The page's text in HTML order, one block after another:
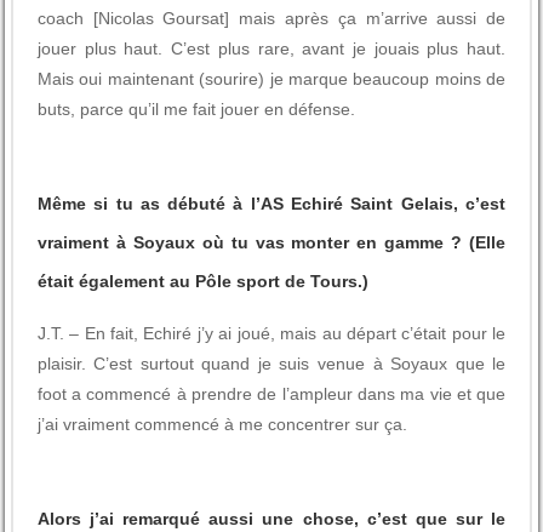
coach [Nicolas Goursat] mais après ça m’arrive aussi de
jouer plus haut. C’est plus rare, avant je jouais plus haut.
Mais oui maintenant (sourire) je marque beaucoup moins de
buts, parce qu’il me fait jouer en défense.
Même si tu as débuté à l’AS Echiré Saint Gelais, c’est
vraiment à Soyaux où tu vas monter en gamme ? (Elle
était également au Pôle sport de Tours.)
J.T. – En fait, Echiré j’y ai joué, mais au départ c’était pour le
plaisir. C’est surtout quand je suis venue à Soyaux que le
foot a commencé à prendre de l’ampleur dans ma vie et que
j’ai vraiment commencé à me concentrer sur ça.
Alors j’ai remarqué aussi une chose, c’est que sur le